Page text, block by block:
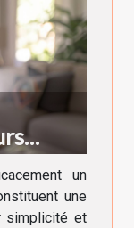
turbo
un
une
simplicité et